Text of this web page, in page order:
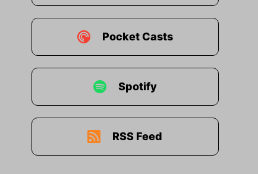
Pocket Casts
Spotify
RSS Feed